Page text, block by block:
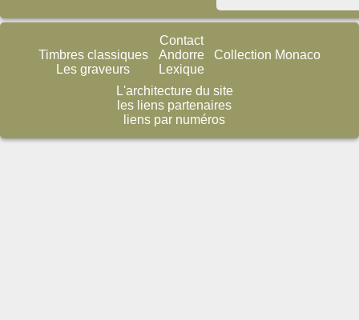
Timbres classiques
Les graveurs
Contact
Andorre
Lexique
Collection Monaco
L'architecture du site
les liens partenaires
liens par numéros